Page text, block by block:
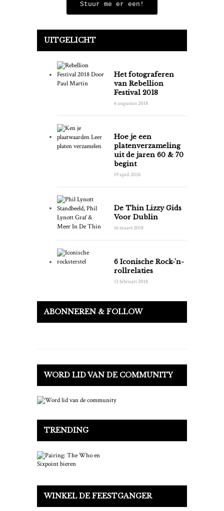
Stuur me er een!
UITGELICHT
Het fotograferen
van Rebellion
Festival 2018
6 augustus 2018
Hoe je een
platenverzameling
uit de jaren 60 & 70
begint
19 april 2018
De Thin Lizzy Gids
Voor Dublin
16 maart 2018
6 Iconische Rock-'n-
rollrelaties
13 februari 2018
ABONNEREN & FOLLOW
WORD LID VAN DE COMMUNITY
TRENDING
WINKEL DE FEESTGANGER